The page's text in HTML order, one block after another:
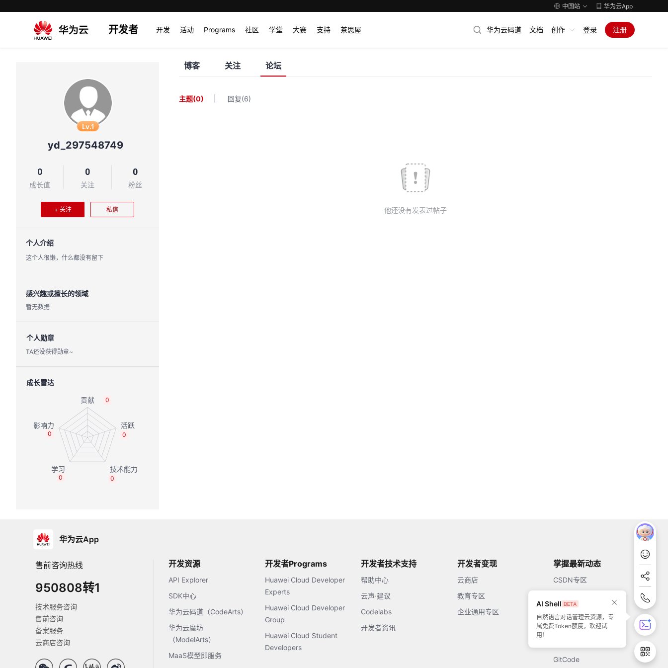
中国站 华为云App
开发者 开发 活动 Programs 社区 学堂 大赛 支持 茶思屋 华为云码道 文档 创作 登录 注册
Lv.1
yd_297548749
0
成长值
0
关注
0
粉丝
+ 关注 私信
个人介绍
这个人很懒，什么都没有留下
感兴趣或擅长的领域
暂无数据
个人勋章
TA还没获得勋章~
成长雷达
0
0
0
0
0
博客 关注 论坛
主题(0) 回复(6)
他还没有发表过帖子
华为云App
售前咨询热线
950808转1
技术服务咨询
售前咨询
备案服务
云商店咨询
开发资源
API Explorer
SDK中心
华为云码道（CodeArts）
华为云魔坊
（ModelArts）
MaaS模型即服务
开发者Programs
Huawei Cloud Developer
Experts
Huawei Cloud Developer
Group
Huawei Cloud Student
Developers
开发者技术支持
帮助中心
云声·建议
Codelabs
开发者资讯
开发者变现
云商店
教育专区
企业通用专区
掌握最新动态
CSDN专区
51CTO
GitCode
AI Shell
自然语言对话管理云资源，专
属免费Token额度，欢迎试
用！